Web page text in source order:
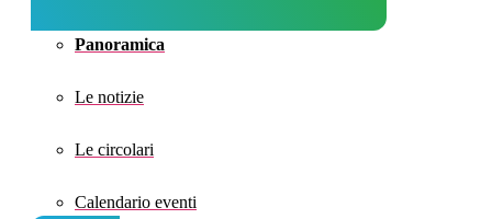
Panoramica
Le notizie
Le circolari
Calendario eventi